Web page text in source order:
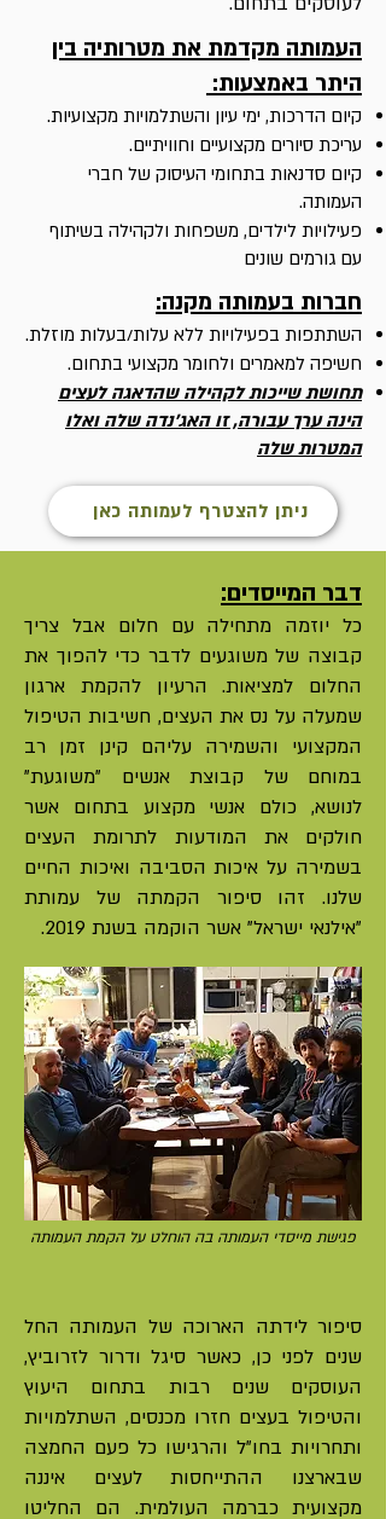
העמותה מקדמת את מטרותיה בין
היתר באמצעות:
קיום הדרכות, ימי עיון והשתלמויות מקצועיות.
עריכת סיורים מקצועיים וחוויתיים.
קיום סדנאות בתחומי העיסוק של חברי
העמותה.
פעילויות לילדים, משפחות ולקהילה בשיתוף
עם גורמים שונים
חברות בעמותה מקנה:
השתתפות בפעילויות ללא עלות/בעלות מוזלת.
חשיפה למאמרים ולחומר מקצועי בתחום.
תחושת שייכות לקהילה שהדאגה לעצים
הינה ערך עבורה, זו האג'נדה שלה ואלו
המטרות שלה
ניתן להצטרף לעמותה כאן
דבר המייסדים:
כל יוזמה מתחילה עם חלום אבל צריך
קבוצה של משוגעים לדבר כדי להפוך את
החלום למציאות. הרעיון להקמת ארגון
שמעלה על נס את העצים, חשיבות הטיפול
המקצועי והשמירה עליהם קינן זמן רב
במוחם של קבוצת אנשים "משוגעת"
לנושא, כולם אנשי מקצוע בתחום אשר
חולקים את המודעות לתרומת העצים
בשמירה על איכות הסביבה ואיכות החיים
שלנו. זהו סיפור הקמתה של עמותת
"אילנאי ישראל" אשר הוקמה בשנת 2019.
פגישת מייסדי העמותה בה הוחלט על הקמת העמותה
סיפור לידתה הארוכה של העמותה החל
שנים לפני כן, כאשר סיגל ודרור לזרוביץ,
העוסקים שנים רבות בתחום היעוץ
והטיפול בעצים חזרו מכנסים, השתלמויות
ותחרויות בחו"ל והרגישו כל פעם החמצה
שבארצנו ההתייחסות לעצים איננה
מקצועית כברמה העולמית. הם החליטו